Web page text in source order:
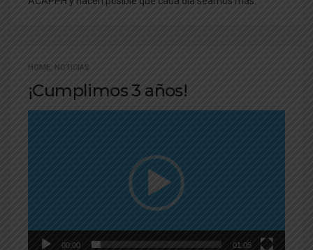
HOME, NOTICIAS
¡Cumplimos 3 años!
00:00 01:05